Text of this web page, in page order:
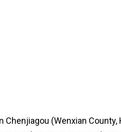
(Wenxian